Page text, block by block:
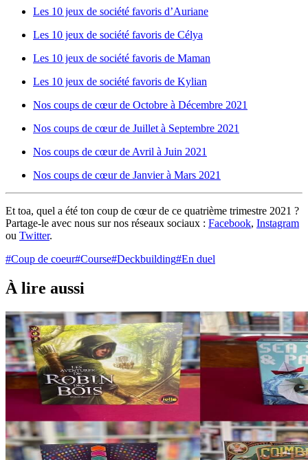
Les 10 jeux de société favoris d’Auriane
Les 10 jeux de société favoris de Célya
Les 10 jeux de société favoris de Maman
Les 10 jeux de société favoris de Kylian
Nos coups de cœur de Octobre à Décembre 2021
Nos coups de cœur de Juillet à Septembre 2021
Nos coups de cœur de Avril à Juin 2021
Nos coups de cœur de Janvier à Mars 2021
Et toa, quel a été ton coup de cœur de ce quatrième trimestre 2021 ?
Partage-le avec nous sur nos réseaux sociaux : Facebook, Instagram
ou Twitter.
#Coup de coeur#Course#Deckbuilding#En duel
À lire aussi